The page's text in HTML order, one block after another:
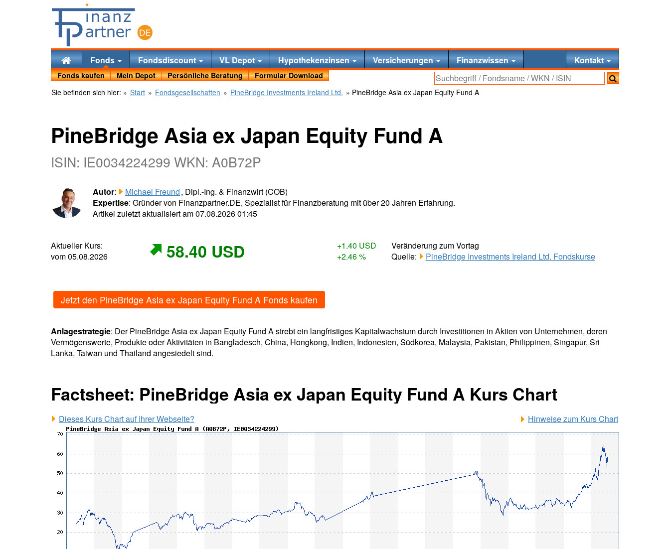
Fonds Fondsdiscount VL Depot Hypothekenzinsen Versicherungen Finanzwissen Kontakt
Fonds kaufen Mein Depot Persönliche Beratung
Formular Download
Sie befinden sich hier: » Start » Fondsgesellschaften » PineBridge Investments Ireland Ltd. » PineBridge Asia ex Japan Equity Fund A
PineBridge Asia ex Japan Equity Fund A
ISIN: IE0034224299 WKN: A0B72P
Autor: Michael Freund, Dipl.-Ing. & Finanzwirt (COB)
Expertise: Gründer von Finanzpartner.DE, Spezialist für Finanzberatung mit über 20 Jahren Erfahrung.
Artikel zuletzt aktualisiert am 07.08.2026 01:45
Aktueller Kurs:
vom 05.08.2026
58.40 USD
+1.40 USD
+2.46 %
Veränderung zum Vortag
Quelle:
PineBridge Investments Ireland Ltd. Fondskurse
Jetzt den PineBridge Asia ex Japan Equity Fund A Fonds kaufen
Anlagestrategie: Der PineBridge Asia ex Japan Equity Fund A strebt ein langfristiges Kapitalwachstum durch Investitionen in Aktien von Unternehmen, deren
Vermögenswerte, Produkte oder Aktivitäten in Bangladesch, China, Hongkong, Indien, Indonesien, Südkorea, Malaysia, Pakistan, Philippinen, Singapur, Sri
Lanka, Taiwan und Thailand angesiedelt sind.
Factsheet: PineBridge Asia ex Japan Equity Fund A Kurs Chart
Dieses Kurs Chart auf Ihrer Webseite? Hinweise zum Kurs Chart